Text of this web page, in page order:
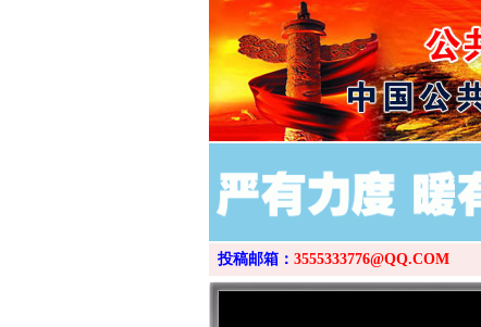
投稿邮箱： 3555333776@QQ.COM